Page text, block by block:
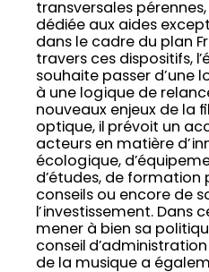
transversales
dédiée aux aides
dans le cadre du plan
travers ces dispositifs,
souhaite passer d’une
à une logique de
nouveaux enjeux de la
optique, il prévoit un
acteurs en matière
écologique,
d’études, de formation
conseils ou encore de
l’investissement. Dans
mener à bien sa
conseil
de la musique a